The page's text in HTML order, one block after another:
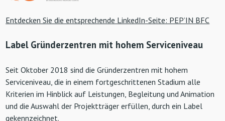
Entdecken Sie die entsprechende LinkedIn-Seite: PEP’IN BFC
Label Gründerzentren mit hohem Serviceniveau
Seit Oktober 2018 sind die Gründerzentren mit hohem
Serviceniveau, die in einem fortgeschrittenen Stadium alle
Kriterien im Hinblick auf Leistungen, Begleitung und Animation
und die Auswahl der Projektträger erfüllen, durch ein Label
gekennzeichnet.